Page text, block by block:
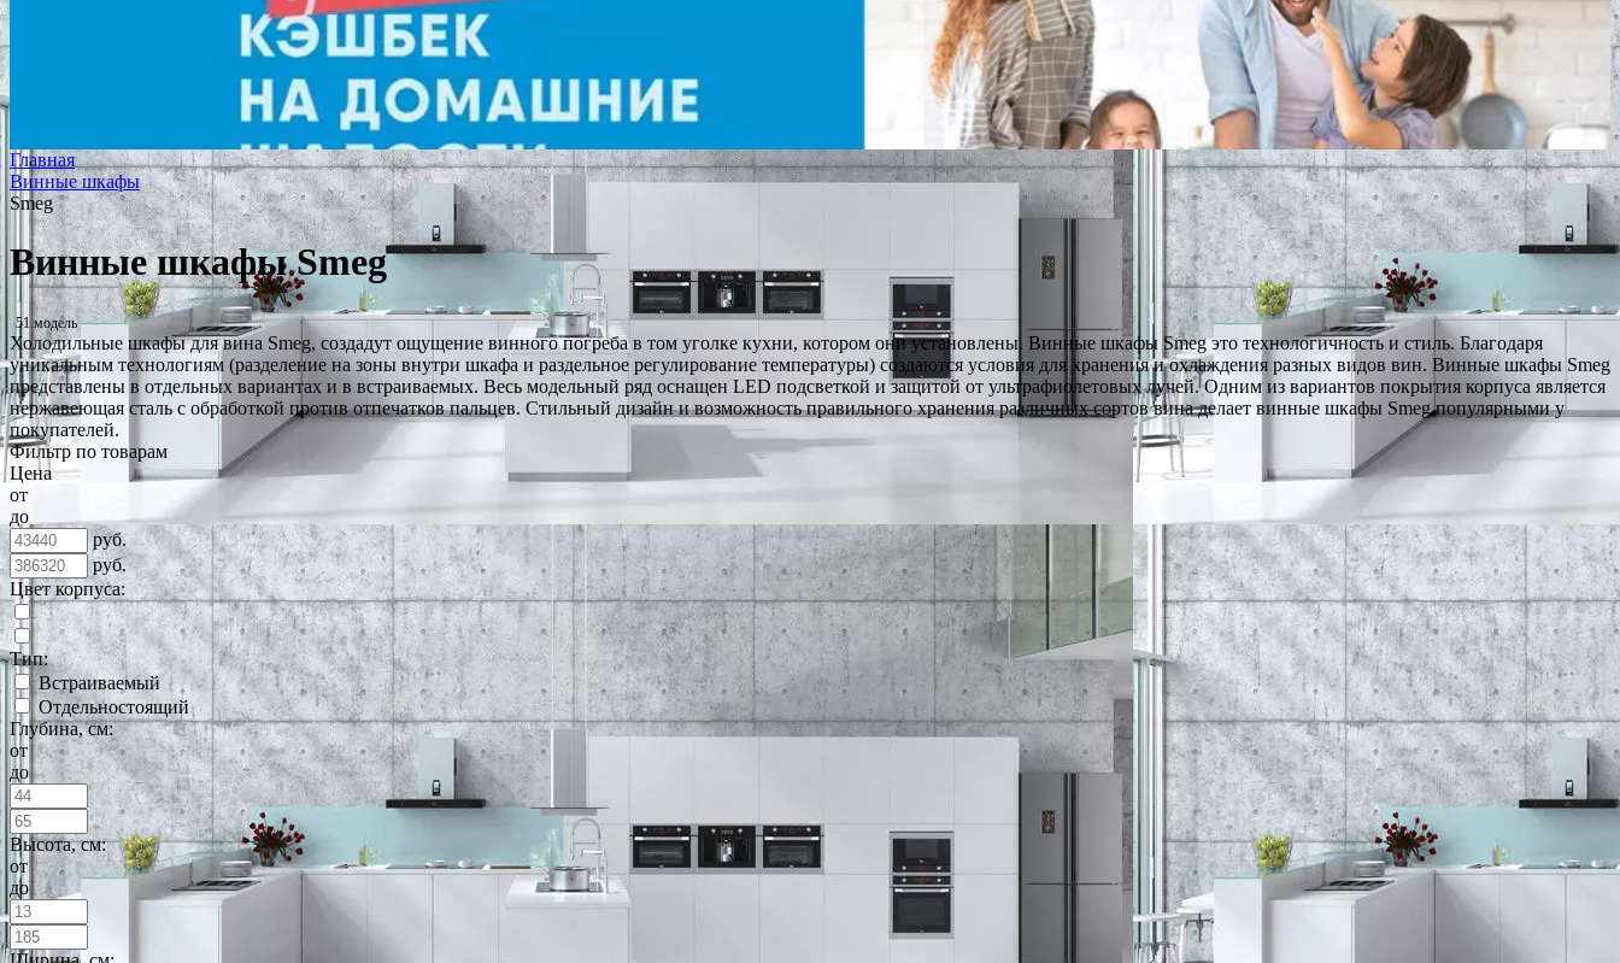
Главная
Винные шкафы
Smeg
Винные шкафы Smeg
51 модель
Холодильные шкафы для вина Smeg, создадут ощущение винного погреба в том уголке кухни, котором они установлены. Винные шкафы Smeg это технологичность и стиль. Благодаря
уникальным технологиям (разделение на зоны внутри шкафа и раздельное регулирование температуры) создаются условия для хранения и охлаждения разных видов вин. Винные шкафы Smeg
представлены в отдельных вариантах и в встраиваемых. Весь модельный ряд оснащен LED подсветкой и защитой от ультрафиолетовых лучей. Одним из вариантов покрытия корпуса является
нержавеющая сталь с обработкой против отпечатков пальцев. Стильный дизайн и возможность правильного хранения различных сортов вина делает винные шкафы Smeg популярными у
покупателей.
Фильтр по товарам
Цена
от
до
руб.
руб.
Цвет корпуса:
Тип:
Встраиваемый
Отдельностоящий
Глубина, см:
от
до
Высота, см:
от
до